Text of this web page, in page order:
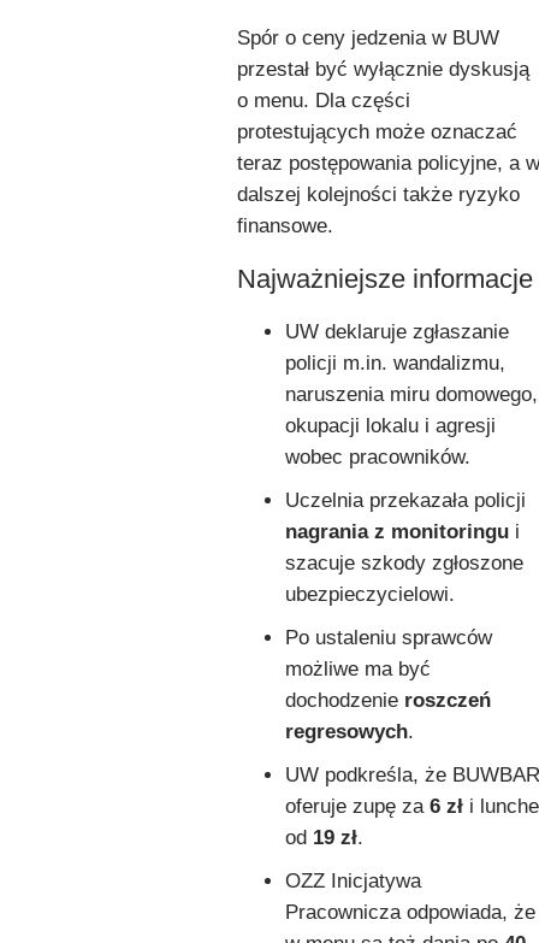
Spór o ceny jedzenia w BUW
przestał być wyłącznie dyskusją
o menu. Dla części
protestujących może oznaczać
teraz postępowania policyjne, a w
dalszej kolejności także ryzyko
finansowe.
Najważniejsze informacje
UW deklaruje zgłaszanie
policji m.in. wandalizmu,
naruszenia miru domowego,
okupacji lokalu i agresji
wobec pracowników.
Uczelnia przekazała policji
nagrania z monitoringu i
szacuje szkody zgłoszone
ubezpieczycielowi.
Po ustaleniu sprawców
możliwe ma być
dochodzenie roszczeń
regresowych.
UW podkreśla, że BUWBAR
oferuje zupę za 6 zł i lunche
od 19 zł.
OZZ Inicjatywa
Pracownicza odpowiada, że